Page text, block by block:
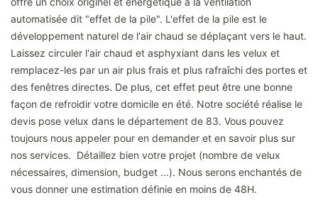
automatisée dit "effet de la pile". L'effet de la pile est le
développement naturel de l'air chaud se déplaçant vers le haut.
Laissez circuler l'air chaud et asphyxiant dans les velux et
remplacez-les par un air plus frais et plus rafraîchi des portes et
des fenêtres directes. De plus, cet effet peut être une bonne
façon de refroidir votre domicile en été. Notre société réalise le
devis pose velux dans le département de 83. Vous pouvez
toujours nous appeler pour en demander et en savoir plus sur
nos services. Détaillez bien votre projet (nombre de velux
nécessaires, dimension, budget ...). Nous serons enchantés de
vous donner une estimation définie en moins de 48H.